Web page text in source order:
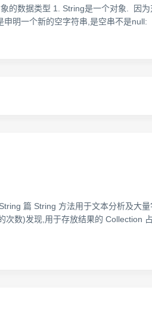
数据类型 1. String是一个对象. 因
明一个新的空字符串,是空串不是
篇 String 方法用于文本分析及大
数)发现,用于存放结果的 Collection